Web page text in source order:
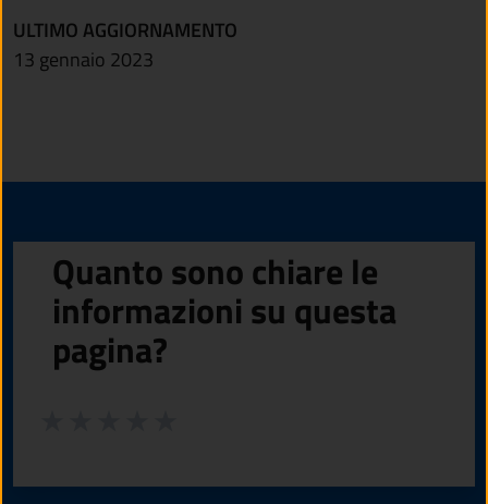
ULTIMO AGGIORNAMENTO
13 gennaio 2023
Quanto sono chiare le
informazioni su questa
pagina?